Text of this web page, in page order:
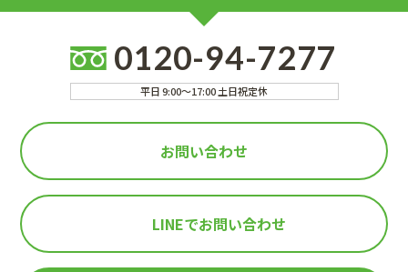
0120-94-7277
平日 9:00～17:00 土日祝定休
お問い合わせ
LINEでお問い合わせ